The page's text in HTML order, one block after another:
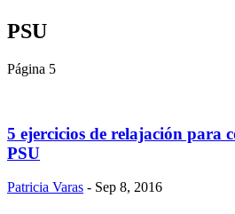
PSU
Página 5
5 ejercicios de relajación para
PSU
Patricia Varas - Sep 8, 2016